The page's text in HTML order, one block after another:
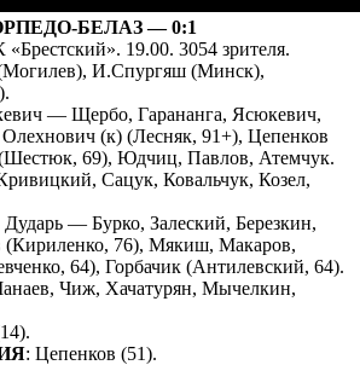
БЕЛАЗ — 0:1
19.00. 3054 зрителя.
И.Спургяш (Минск),
— Щербо, Гарананга, Ясюкевич,
(к) (Лесняк, 91+), Цепенков
69), Юдчиц, Павлов, Атемчук.
Сацук, Ковальчук, Козел,
Дударь — Бурко, Залеский, Березкин,
(Кириленко, 76), Мякиш, Макаров,
64), Горбачик (Антилевский, 64).
Чиж, Хачатурян, Мычелкин,
: Цепенков (51).